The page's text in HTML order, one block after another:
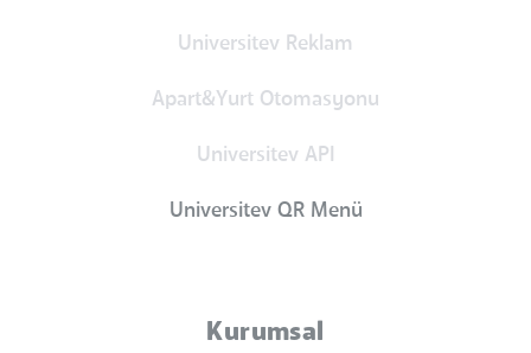
Universitev Reklam
Apart&Yurt Otomasyonu
Universitev API
Universitev QR Menü
Kurumsal